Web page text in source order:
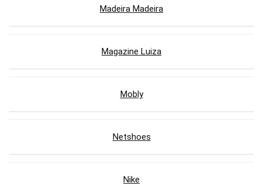
Madeira Madeira
Magazine Luiza
Mobly
Netshoes
Nike